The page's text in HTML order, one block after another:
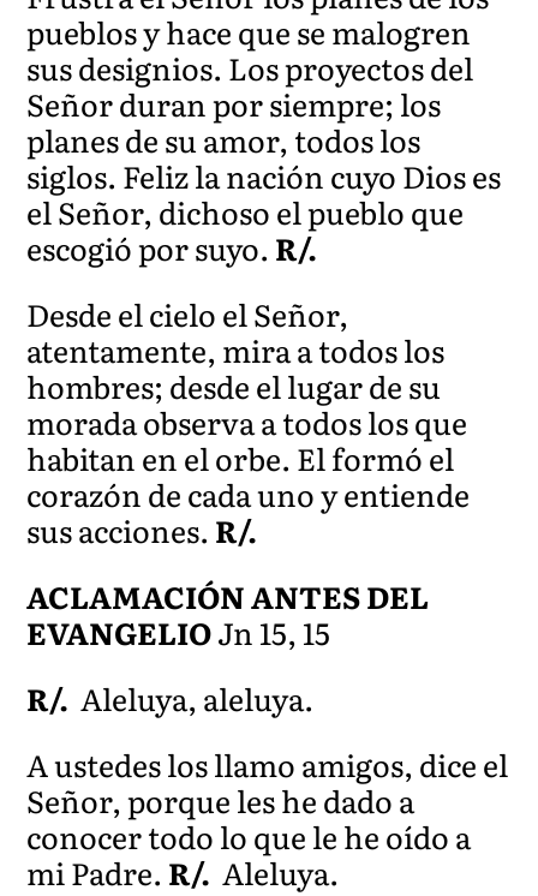
pueblos y hace que se malogren
sus designios. Los proyectos del
Señor duran por siempre; los
planes de su amor, todos los
siglos. Feliz la nación cuyo Dios es
el Señor, dichoso el pueblo que
escogió por suyo. R/.
Desde el cielo el Señor,
atentamente, mira a todos los
hombres; desde el lugar de su
morada observa a todos los que
habitan en el orbe. El formó el
corazón de cada uno y entiende
sus acciones. R/.
ACLAMACIÓN ANTES DEL
EVANGELIOJn 15, 15
R/. Aleluya, aleluya.
A ustedes los llamo amigos, dice el
Señor, porque les he dado a
conocer todo lo que le he oído a
mi Padre. R/. Aleluya.